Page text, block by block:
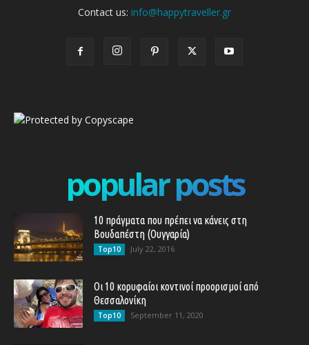
Contact us: info@happytraveller.gr
popular posts
10 πράγματα που πρέπει να κάνεις στη
Βουδαπέστη (Ουγγαρία)
Top10 July 22, 2016
Οι 10 κορυφαίοι κοντινοί προορισμοί από
Θεσσαλονίκη
Top10 September 11, 2020